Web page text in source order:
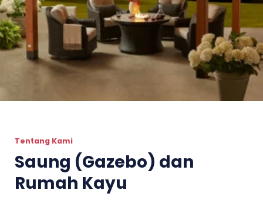
Tentang Kami
Saung (Gazebo) dan
Rumah Kayu